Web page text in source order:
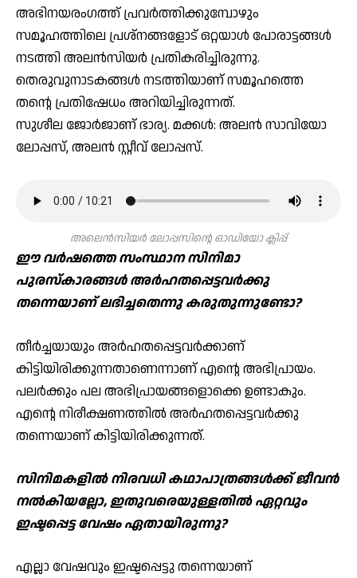
അഭിനയരംഗത്ത് പ്രവര്‍ത്തിക്കുമ്പോഴും
സമൂഹത്തിലെ പ്രശ്നങ്ങളോട് ഒറ്റയാള്‍ പോരാട്ടങ്ങള്‍
നടത്തി അലന്‍സിയര്‍ പ്രതികരിച്ചിരുന്നു.
തെരുവുനാടകങ്ങള്‍ നടത്തിയാണ് സമൂഹത്തെ
തന്റെ പ്രതിഷേധം അറിയിച്ചിരുന്നത്.
സുശീല ജോര്‍ജാണ് ഭാര്യ. മക്കള്‍: അലന്‍ സാവിയോ
ലോപ്പസ്, അലന്‍ സ്റ്റീവ് ലോപ്പസ്.
അലെൻസിയർ ലോപ്പസിന്റെ ഓഡിയോ ക്ലിപ്പ്
ഈ വര്‍ഷത്തെ സംസ്ഥാന സിനിമാ
പുരസ്‌കാരങ്ങള്‍ അര്‍ഹതപ്പെട്ടവര്‍ക്കു
തന്നെയാണ് ലഭിച്ചതെന്നു കരുതുന്നുണ്ടോ?
തീര്‍ച്ചയായും അര്‍ഹതപ്പെട്ടവര്‍ക്കാണ്
കിട്ടിയിരിക്കുന്നതാണെന്നാണ് എന്റെ അഭിപ്രായം.
പലര്‍ക്കും പല അഭിപ്രായങ്ങളൊക്കെ ഉണ്ടാകും.
എന്റെ നിരീക്ഷണത്തില്‍ അര്‍ഹതപ്പെട്ടവര്‍ക്കു
തന്നെയാണ് കിട്ടിയിരിക്കുന്നത്.
സിനിമകളില്‍ നിരവധി കഥാപാത്രങ്ങള്‍ക്ക് ജീവന്‍
നല്‍കിയല്ലോ, ഇതുവരെയുള്ളതില്‍ ഏറ്റവും
ഇഷ്ടപ്പെട്ട വേഷം ഏതായിരുന്നു?
എല്ലാ വേഷവും ഇഷ്ടപ്പെട്ടു തന്നെയാണ്